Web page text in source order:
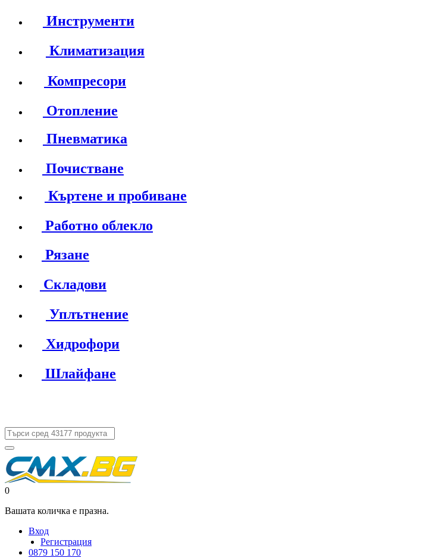
Инструменти
Климатизация
Компресори
Отопление
Пневматика
Почистване
Къртене и пробиване
Работно облекло
Рязане
Складови
Уплътнение
Хидрофори
Шлайфане
0
Вашата количка е празна.
Вход
Регистрация
0879 150 170